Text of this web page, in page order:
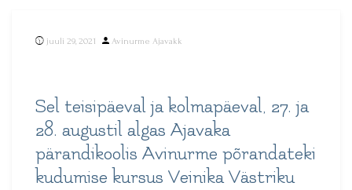
juuli 29, 2021
Posted
Avinurme Ajavakk
Sel teisipäeval ja kolmapäeval, 27. ja
28. augustil algas Ajavaka
pärandikoolis Avinurme põrandateki
kudumise kursus Veinika Västriku